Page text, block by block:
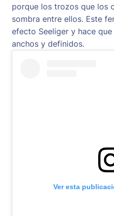
porque los trozos que los
sombra entre ellos. Este
efecto Seeliger y hace
anchos y definidos.
Ver esta